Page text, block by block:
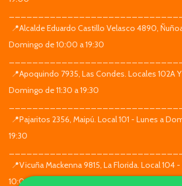
📍Alcalde Eduardo Castillo Velasco 4890,
Domingo de 10:00 a 19:30
📍Apoquindo 7935, Las Condes. Locales 102A
Domingo de 11:30 a 19:30
📍Pajaritos 2356, Maipú. Local 101 - Lunes a
19:30
📍Vicuña Mackenna 9815, La Florida. Local 104
10:00 – 20:00 Sábado, Domingo y Feriados